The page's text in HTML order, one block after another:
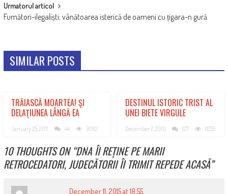
Urmatorul articol
Fumători-ilegaliști; vânătoarea isterică de oameni cu țigara-n gură
SIMILAR POSTS
TRĂIASCĂ MOARTEA! ŞI
DELAŢIUNEA LÂNGĂ EA
January 25, 2011 44 3092
DESTINUL ISTORIC TRIST AL
UNEI BIETE VIRGULE
December 7, 2010 127 8255
10 THOUGHTS ON “DNA ÎI REȚINE PE MARII
RETROCEDATORI, JUDECĂTORII ÎI TRIMIT REPEDE ACASĂ”
December 11, 2015 at 18:55